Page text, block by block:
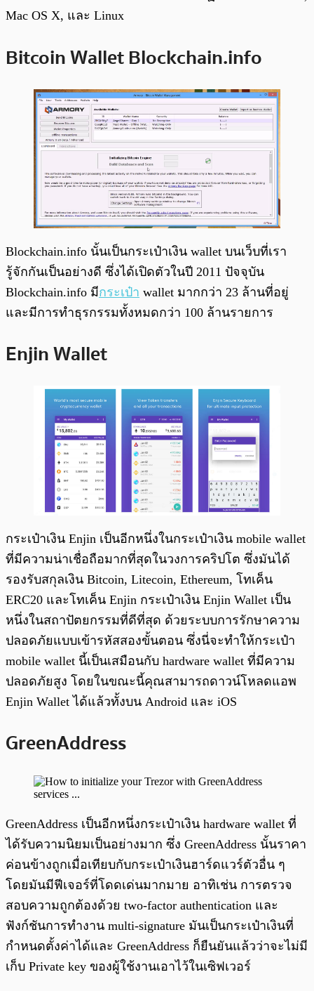
Mac OS X, และ Linux
Bitcoin Wallet Blockchain.info
Blockchain.info นั้นเป็นกระเป๋าเงิน wallet บนเว็บที่เรา
รู้จักกันเป็นอย่างดี ซึ่งได้เปิดตัวในปี 2011 ปัจจุบัน
Blockchain.info มีกระเป๋า wallet มากกว่า 23 ล้านที่อยู่
และมีการทำธุรกรรมทั้งหมดกว่า 100 ล้านรายการ
Enjin Wallet
กระเป๋าเงิน Enjin เป็นอีกหนึ่งในกระเป๋าเงิน mobile wallet
ที่มีความน่าเชื่อถือมากที่สุดในวงการคริปโต ซึ่งมันได้
รองรับสกุลเงิน Bitcoin, Litecoin, Ethereum, โทเค็น
ERC20 และโทเค็น Enjin กระเป๋าเงิน Enjin Wallet เป็น
หนึ่งในสถาปัตยกรรมที่ดีที่สุด ด้วยระบบการรักษาความ
ปลอดภัยแบบเข้ารหัสสองขั้นตอน ซึ่งนี่จะทำให้กระเป๋า
mobile wallet นี้เป็นเสมือนกับ hardware wallet ที่มีความ
ปลอดภัยสูง โดยในขณะนี้คุณสามารถดาวน์โหลดแอพ
Enjin Wallet ได้แล้วทั้งบน Android และ iOS
GreenAddress
GreenAddress เป็นอีกหนึ่งกระเป๋าเงิน hardware wallet ที่
ได้รับความนิยมเป็นอย่างมาก ซึ่ง GreenAddress นั้นราคา
ค่อนข้างถูกเมื่อเทียบกับกระเป๋าเงินฮาร์ดแวร์ตัวอื่น ๆ
โดยมันมีฟีเจอร์ที่โดดเด่นมากมาย อาทิเช่น การตรวจ
สอบความถูกต้องด้วย two-factor authentication และ
ฟังก์ชันการทำงาน multi-signature มันเป็นกระเป๋าเงินที่
กำหนดตั้งค่าได้และ GreenAddress ก็ยืนยันแล้วว่าจะไม่มี
เก็บ Private key ของผู้ใช้งานเอาไว้ในเซิฟเวอร์